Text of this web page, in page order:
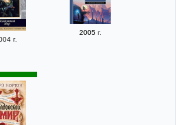
г.
2005 г.